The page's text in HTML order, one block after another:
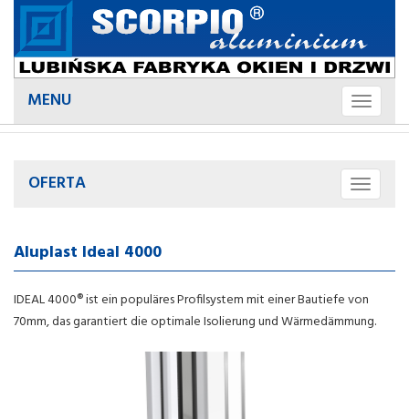
MENU
Toggle
Menu
OFERTA
Toggle
Menu
Aluplast Ideal 4000
IDEAL 4000® ist ein populäres Profilsystem mit einer Bautiefe von
70mm, das garantiert die optimale Isolierung und Wärmedämmung.